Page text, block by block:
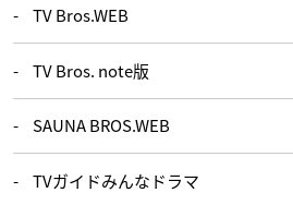
TV Bros.WEB
TV Bros. note版
SAUNA BROS.WEB
TVガイドみんなドラマ